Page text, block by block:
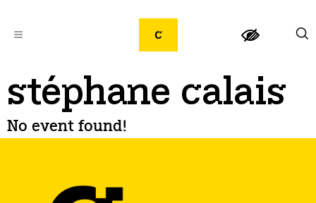
stéphane calais
No event found!